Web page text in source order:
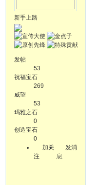
新手上路
发帖
53
祝福宝石
269
威望
53
玛雅之石
0
创造宝石
0
加关
注
发消
息